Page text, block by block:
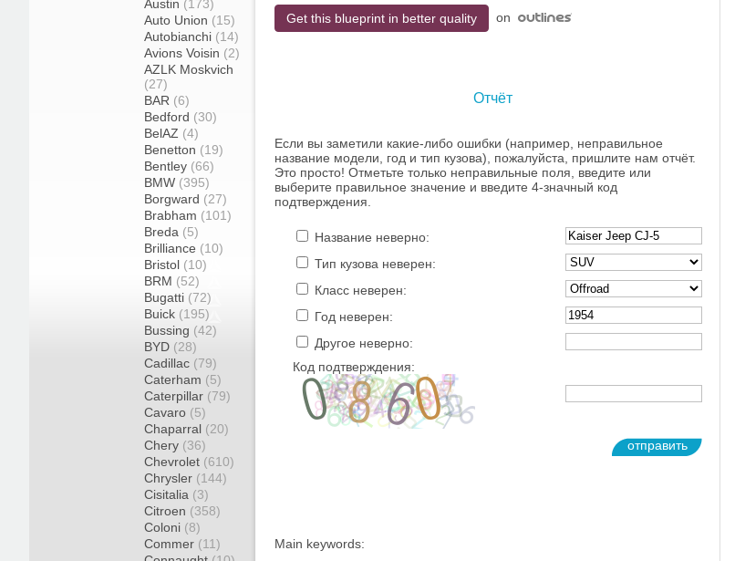
Austin (173)
Auto Union (15)
Autobianchi (14)
Avions Voisin (2)
AZLK Moskvich
(27)
BAR (6)
Bedford (30)
BelAZ (4)
Benetton (19)
Bentley (66)
BMW (395)
Borgward (27)
Brabham (101)
Breda (5)
Brilliance (10)
Bristol (10)
BRM (52)
Bugatti (72)
Buick (195)
Bussing (42)
BYD (28)
Cadillac (79)
Caterham (5)
Caterpillar (79)
Cavaro (5)
Chaparral (20)
Chery (36)
Chevrolet (610)
Chrysler (144)
Cisitalia (3)
Citroen (358)
Coloni (8)
Commer (11)
Get this blueprint in better quality on
Отчёт
Если вы заметили какие-либо ошибки (например, неправильное
название модели, год и тип кузова), пожалуйста, пришлите нам отчёт.
Это просто! Отметьте только неправильные поля, введите или
выберите правильное значение и введите 4-значный код
подтверждения.
Название неверно:
Тип кузова неверен:
Класс неверен:
Год неверен:
Другое неверно:
Код подтверждения:
отправить
Main keywords: